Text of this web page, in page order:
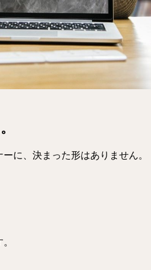
に、決まった形はありません。